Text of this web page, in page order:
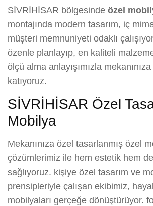
SİVRİHİSAR bölgesinde özel
montajında modern tasarım, iç
müşteri memnuniyeti odaklı
özenle planlayıp, en kaliteli
ölçü alma anlayışımızla
katıyoruz.
SİVRİHİSAR Özel
Mobilya
Mekanınıza özel tasarlanmış özel
çözümlerimiz ile hem estetik hem
sağlıyoruz. kişiye özel tasarım ve
prensipleriyle çalışan ekibimiz,
mobilyaları gerçeğe dönüştürüyor.